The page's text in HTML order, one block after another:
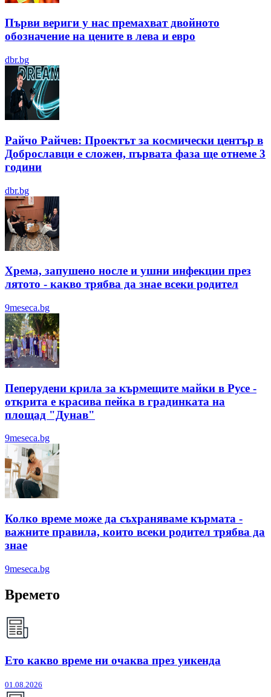
Първи вериги у нас премахват двойното
обозначение на цените в лева и евро
dbr.bg
Райчо Райчев: Проектът за космически център в
Доброславци е сложен, първата фаза ще отнеме 3
години
dbr.bg
Хрема, запушено носле и ушни инфекции през
лятотo - какво трябва да знае всеки родител
9meseca.bg
Пеперудени крила за кърмещите майки в Русе -
открита е красива пейка в градинката на
площад "Дунав"
9meseca.bg
Колко време може да съхраняваме кърмата -
важните правила, които всеки родител трябва да
знае
9meseca.bg
Времето
Ето какво време ни очаква през уикенда
01.08.2026